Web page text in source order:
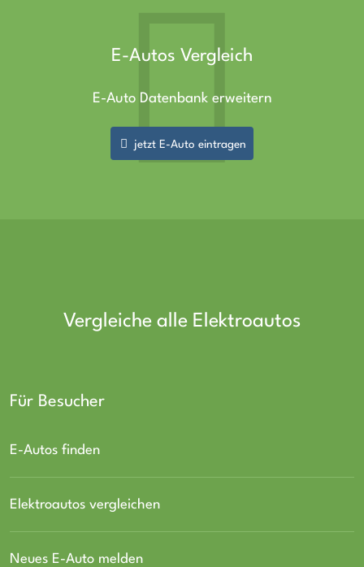
E-Autos Vergleich
E-Auto Datenbank erweitern
jetzt E-Auto eintragen
Vergleiche alle Elektroautos
Für Besucher
E-Autos finden
Elektroautos vergleichen
Neues E-Auto melden